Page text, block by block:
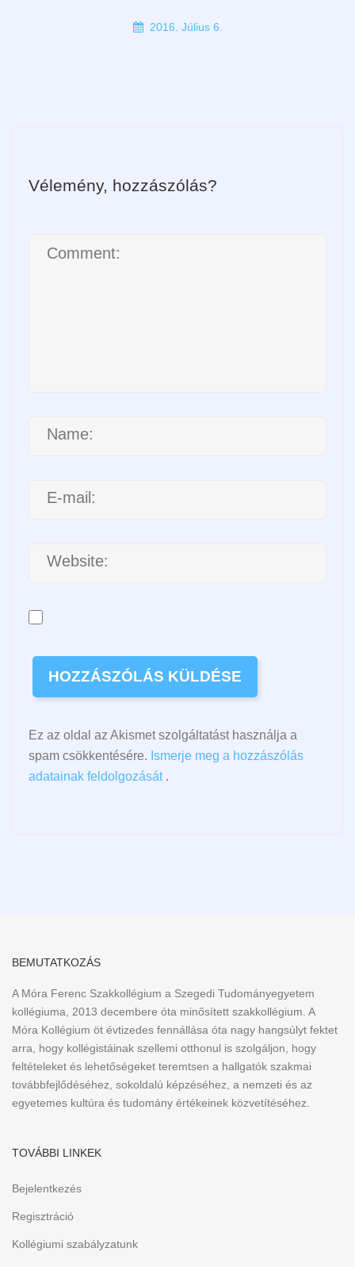
2016. Július 6.
Vélemény, hozzászólás?
Ez az oldal az Akismet szolgáltatást használja a
spam csökkentésére. Ismerje meg a hozzászólás
adatainak feldolgozását.
BEMUTATKOZÁS
A Móra Ferenc Szakkollégium a Szegedi Tudományegyetem
kollégiuma, 2013 decembere óta minősített szakkollégium. A
Móra Kollégium öt évtizedes fennállása óta nagy hangsúlyt fektet
arra, hogy kollégistáinak szellemi otthonul is szolgáljon, hogy
feltételeket és lehetőségeket teremtsen a hallgatók szakmai
továbbfejlődéséhez, sokoldalú képzéséhez, a nemzeti és az
egyetemes kultúra és tudomány értékeinek közvetítéséhez.
TOVÁBBI LINKEK
Bejelentkezés
Regisztráció
Kollégiumi szabályzatunk